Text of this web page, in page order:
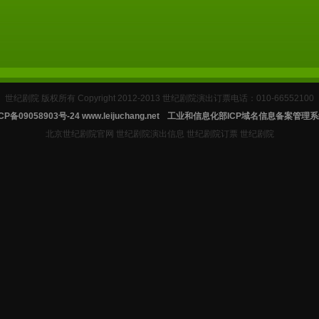
世纪剧院 版权所有 Copyright 2012-2013 世纪剧院演出订票电话：010-66552100
备09058903号-24 www.leijuchang.net
工业和信息化部ICP域名信息备案管理
北京世纪剧院官网 世纪剧院演出信息 世纪剧院订票 世纪剧院